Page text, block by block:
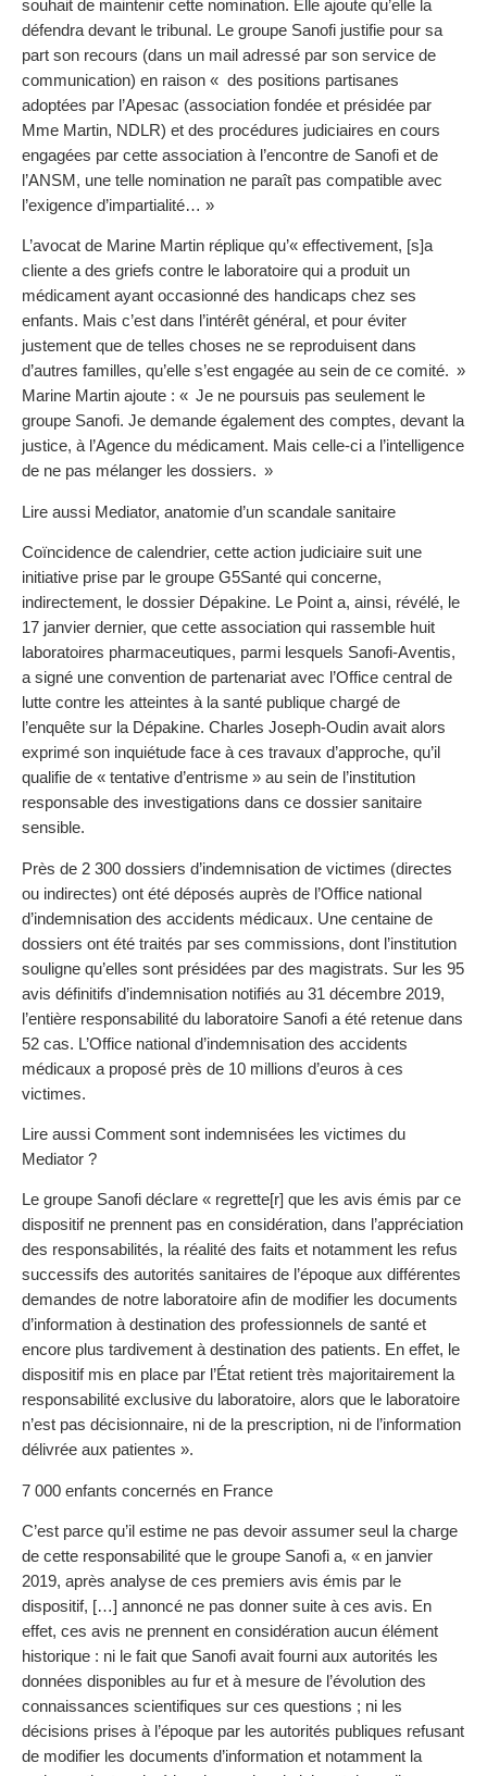
souhait de maintenir cette nomination. Elle ajoute qu’elle la
défendra devant le tribunal. Le groupe Sanofi justifie pour sa
part son recours (dans un mail adressé par son service de
communication) en raison « des positions partisanes
adoptées par l’Apesac (association fondée et présidée par
Mme Martin, NDLR) et des procédures judiciaires en cours
engagées par cette association à l’encontre de Sanofi et de
l’ANSM, une telle nomination ne paraît pas compatible avec
l’exigence d’impartialité… »
L’avocat de Marine Martin réplique qu’« effectivement, [s]a
cliente a des griefs contre le laboratoire qui a produit un
médicament ayant occasionné des handicaps chez ses
enfants. Mais c’est dans l’intérêt général, et pour éviter
justement que de telles choses ne se reproduisent dans
d’autres familles, qu’elle s’est engagée au sein de ce comité. »
Marine Martin ajoute : « Je ne poursuis pas seulement le
groupe Sanofi. Je demande également des comptes, devant la
justice, à l’Agence du médicament. Mais celle-ci a l’intelligence
de ne pas mélanger les dossiers. »
Lire aussi Mediator, anatomie d’un scandale sanitaire
Coïncidence de calendrier, cette action judiciaire suit une
initiative prise par le groupe G5Santé qui concerne,
indirectement, le dossier Dépakine. Le Point a, ainsi, révélé, le
17 janvier dernier, que cette association qui rassemble huit
laboratoires pharmaceutiques, parmi lesquels Sanofi-Aventis,
a signé une convention de partenariat avec l’Office central de
lutte contre les atteintes à la santé publique chargé de
l’enquête sur la Dépakine. Charles Joseph-Oudin avait alors
exprimé son inquiétude face à ces travaux d’approche, qu’il
qualifie de « tentative d’entrisme » au sein de l’institution
responsable des investigations dans ce dossier sanitaire
sensible.
Près de 2 300 dossiers d’indemnisation de victimes (directes
ou indirectes) ont été déposés auprès de l’Office national
d’indemnisation des accidents médicaux. Une centaine de
dossiers ont été traités par ses commissions, dont l’institution
souligne qu’elles sont présidées par des magistrats. Sur les 95
avis définitifs d’indemnisation notifiés au 31 décembre 2019,
l’entière responsabilité du laboratoire Sanofi a été retenue dans
52 cas. L’Office national d’indemnisation des accidents
médicaux a proposé près de 10 millions d’euros à ces
victimes.
Lire aussi Comment sont indemnisées les victimes du
Mediator ?
Le groupe Sanofi déclare « regrette[r] que les avis émis par ce
dispositif ne prennent pas en considération, dans l’appréciation
des responsabilités, la réalité des faits et notamment les refus
successifs des autorités sanitaires de l’époque aux différentes
demandes de notre laboratoire afin de modifier les documents
d’information à destination des professionnels de santé et
encore plus tardivement à destination des patients. En effet, le
dispositif mis en place par l’État retient très majoritairement la
responsabilité exclusive du laboratoire, alors que le laboratoire
n’est pas décisionnaire, ni de la prescription, ni de l’information
délivrée aux patientes ».
7 000 enfants concernés en France
C’est parce qu’il estime ne pas devoir assumer seul la charge
de cette responsabilité que le groupe Sanofi a, « en janvier
2019, après analyse de ces premiers avis émis par le
dispositif, […] annoncé ne pas donner suite à ces avis. En
effet, ces avis ne prennent en considération aucun élément
historique : ni le fait que Sanofi avait fourni aux autorités les
données disponibles au fur et à mesure de l’évolution des
connaissances scientifiques sur ces questions ; ni les
décisions prises à l’époque par les autorités publiques refusant
de modifier les documents d’information et notamment la